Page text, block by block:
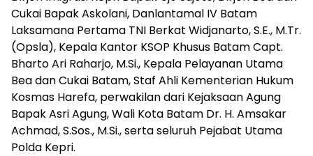
Cukai Bapak Askolani, Danlantamal IV Batam
Laksamana Pertama TNI Berkat Widjanarto, S.E., M.Tr.
(Opsla), Kepala Kantor KSOP Khusus Batam Capt.
Bharto Ari Raharjo, M.Si., Kepala Pelayanan Utama
Bea dan Cukai Batam, Staf Ahli Kementerian Hukum
Kosmas Harefa, perwakilan dari Kejaksaan Agung
Bapak Asri Agung, Wali Kota Batam Dr. H. Amsakar
Achmad, S.Sos., M.Si., serta seluruh Pejabat Utama
Polda Kepri.